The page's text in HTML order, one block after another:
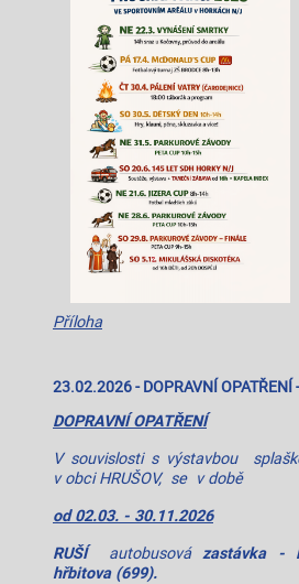
Příloha
23.02.2026- DOPRAVNÍ OPATŘENÍ
DOPRAVNÍ OPATŘENÍ
V souvislosti s výstavbou
v obci HRUŠOV, se v době
od 02.03. - 30.11.2026
RUŠÍ
autobusovázastávka -
hřbitova (699).